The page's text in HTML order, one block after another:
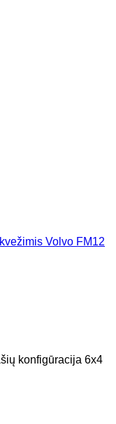
Volvo FM12
konfigūracija 6x4